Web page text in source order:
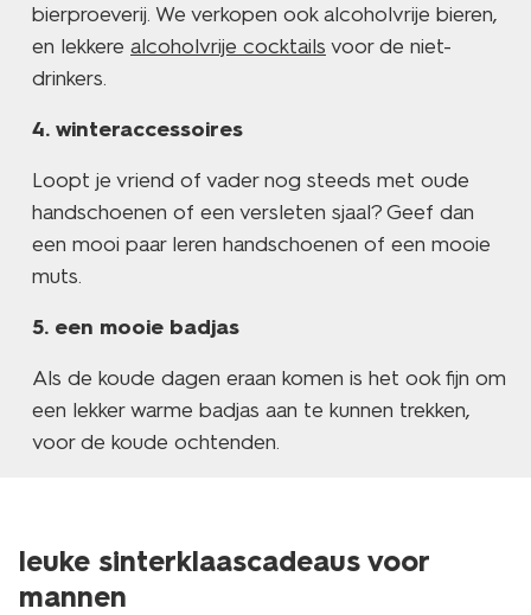
bierproeverij. We verkopen ook alcoholvrije bieren,
en lekkere alcoholvrije cocktails voor de niet-
drinkers.
winteraccessoires
Loopt je vriend of vader nog steeds met oude
handschoenen of een versleten sjaal? Geef dan
een mooi paar leren handschoenen of een mooie
muts.
een mooie badjas
Als de koude dagen eraan komen is het ook fijn om
een lekker warme badjas aan te kunnen trekken,
voor de koude ochtenden.
leuke sinterklaascadeaus voor
mannen